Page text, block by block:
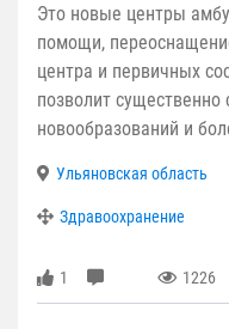
Это новые центры
помощи,
центра и первичных
позволит существенно
новообразований и
Ульяновская область
Здравоохранение
1 1226